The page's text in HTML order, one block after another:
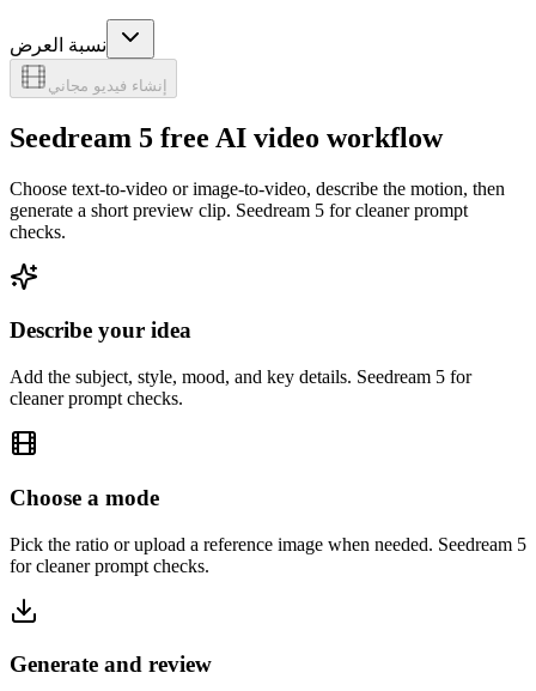
نسبة العرض
إنشاء فيديو مجاني
Seedream 5 free AI video workflow
Choose text-to-video or image-to-video, describe the motion, then
generate a short preview clip. Seedream 5 for cleaner prompt
checks.
Describe your idea
Add the subject, style, mood, and key details. Seedream 5 for
cleaner prompt checks.
Choose a mode
Pick the ratio or upload a reference image when needed. Seedream 5
for cleaner prompt checks.
Generate and review